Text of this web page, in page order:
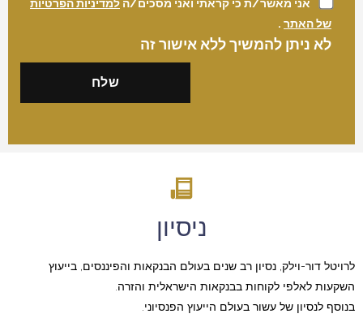
אני מאשר/ת כי קראתי ואני מסכים/הלמדיניות הפרטיות
של האתר.
לא ניתן להמשיך ללא אישור זה
ניסיון
לרויטל דור-וילק, נסיון רב שנים בעולם הבנקאות והפיננסים, בייעוץ
השקעות לאלפי לקוחות בבנקאות הישראלית והזרה.
בנוסף לנסיון של עשור בעולם הייעוץ הפנסיוני.